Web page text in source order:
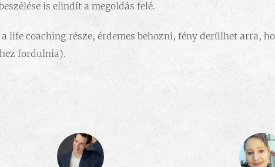
is elindít a megoldás felé.
life coaching része, érdemes behozni, fény derülhet arra,
fordulnia).